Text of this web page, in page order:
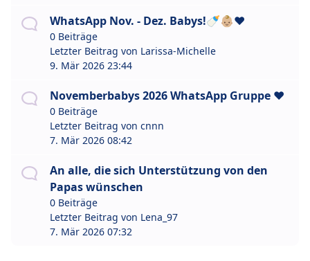
WhatsApp Nov. - Dez. Babys!🍼👶🏼❤️
0 Beiträge
Letzter Beitrag von Larissa-Michelle
9. Mär 2026 23:44
Novemberbabys 2026 WhatsApp Gruppe ❤️
0 Beiträge
Letzter Beitrag von cnnn
7. Mär 2026 08:42
An alle, die sich Unterstützung von den
Papas wünschen
0 Beiträge
Letzter Beitrag von Lena_97
7. Mär 2026 07:32